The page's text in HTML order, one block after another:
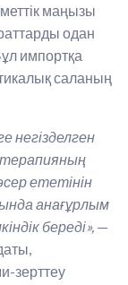
маңызы
одан
импортқа
саланың
негізделген
ететінін
анағұрлым
береді», —
зерттеу